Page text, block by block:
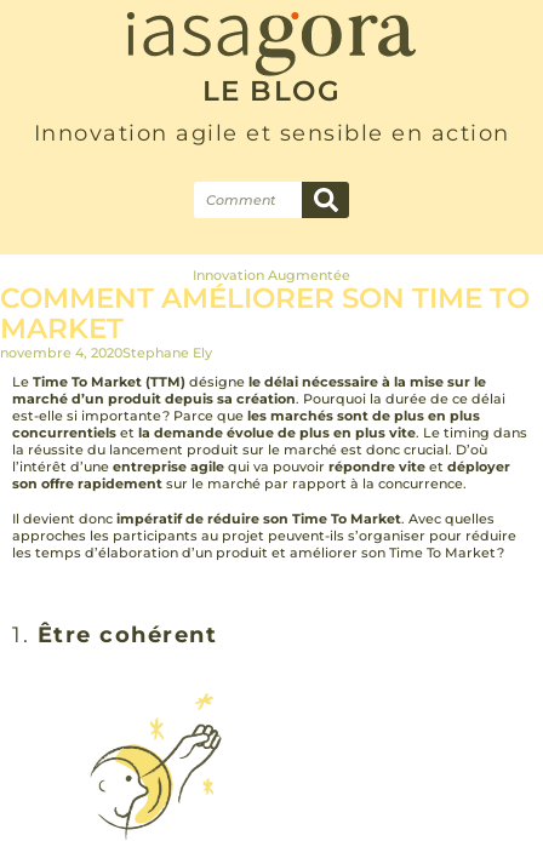
LE BLOG
Innovation agile et sensible en action
Innovation Augmentée
COMMENT AMÉLIORER SON TIME TO
MARKET
novembre 4, 2020Stephane Ely
Le Time To Market (TTM) désigne le délai nécessaire à la mise sur le
marché d’un produit depuis sa création. Pourquoi la durée de ce délai
est-elle si importante ? Parce que les marchés sont de plus en plus
concurrentiels et la demande évolue de plus en plus vite. Le timing dans
la réussite du lancement produit sur le marché est donc crucial. D’où
l’intérêt d’une entreprise agile qui va pouvoir répondre vite et déployer
son offre rapidement sur le marché par rapport à la concurrence.
Il devient donc impératif de réduire son Time To Market. Avec quelles
approches les participants au projet peuvent-ils s’organiser pour réduire
les temps d’élaboration d’un produit et améliorer son Time To Market ?
1. Être cohérent